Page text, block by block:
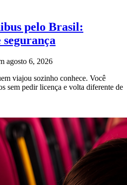
pelo Brasil:
agosto 6, 2026
viajou sozinho conhece. Você
sem pedir licença e volta diferente de